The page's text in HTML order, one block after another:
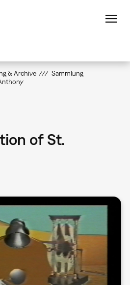
& Archive
Sammlung
of St.